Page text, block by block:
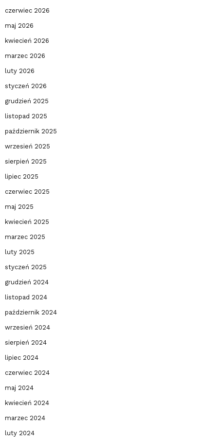
czerwiec 2026
maj 2026
kwiecień 2026
marzec 2026
luty 2026
styczeń 2026
grudzień 2025
listopad 2025
październik 2025
wrzesień 2025
sierpień 2025
lipiec 2025
czerwiec 2025
maj 2025
kwiecień 2025
marzec 2025
luty 2025
styczeń 2025
grudzień 2024
listopad 2024
październik 2024
wrzesień 2024
sierpień 2024
lipiec 2024
czerwiec 2024
maj 2024
kwiecień 2024
marzec 2024
luty 2024